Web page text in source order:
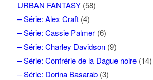
URBAN FANTASY(58)
– Série: Alex Craft(4)
– Série: Cassie Palmer(6)
– Série: Charley Davidson(9)
– Série: Confrérie de la Dague noire(14)
– Série: Dorina Basarab(3)